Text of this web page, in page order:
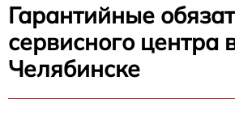
Гарантийные
сервисного центра
Челябинске